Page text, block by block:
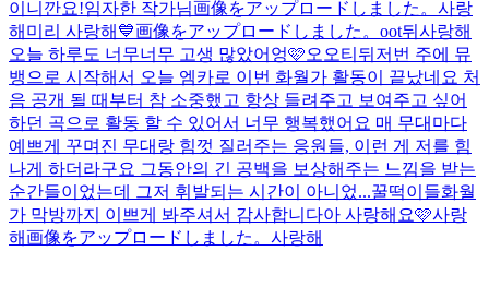
이니깐요!임자한 작가님画像をアップロードしました。 사랑
해 미리 사랑해 💙画像をアップロードしました。 oot뒤 사랑해
오늘 하루도 너무너무 고생 많았어엉🩷오오티뒤 저번 주에 뮤
뱅으로 시작해서 오늘 엠카로 이번 화월가 활동이 끝났네요 처
음 공개 될 때부터 참 소중했고 항상 들려주고 보여주고 싶어
하던 곡으로 활동 할 수 있어서 너무 행복했어요 매 무대마다
예쁘게 꾸며진 무대랑 힘껏 질러주는 응원들, 이런 게 저를 힘
나게 하더라구요 그동안의 긴 공백을 보상해주는 느낌을 받는
순간들이었는데 그저 휘발되는 시간이 아니었...꿀떡이들화월
가 막방까지 이쁘게 봐주셔서 감사합니다아 사랑해요🩷사랑
해画像をアップロードしました。 사랑해